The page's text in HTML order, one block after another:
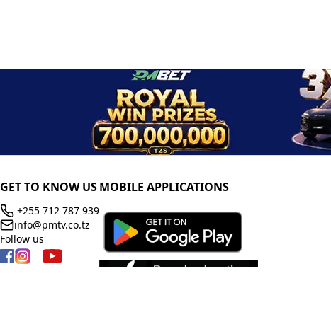
GET TO KNOW US
+255 712 787 939
info@pmtv.co.tz
Follow us
MOBILE APPLICATIONS